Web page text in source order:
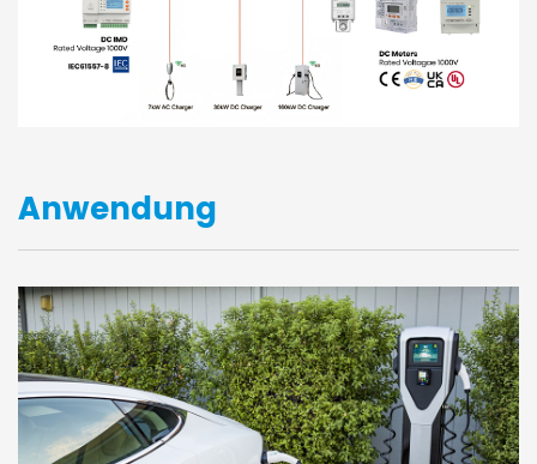
Anwendung